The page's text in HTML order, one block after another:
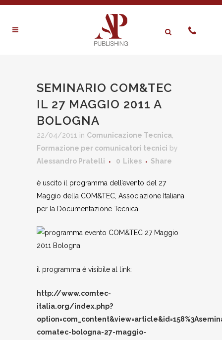
SEMINARIO COM&TEC
IL 27 MAGGIO 2011 A
BOLOGNA
22/04/2011 in Comunicazione Tecnica
Formazione per comunicatori tecnici by
Alessandro Pratelli
0 Likes Share
è uscito il programma dell’evento del 27
Maggio della COM&TEC, Associazione Italiana
per la Documentazione Tecnica;
il programma è visibile al link:
http://www.comtec-
italia.org/index.php?
comatec-bologna-27-maggio-